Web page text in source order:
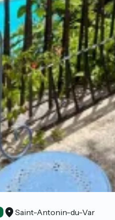
Saint-Antonin-du-Var